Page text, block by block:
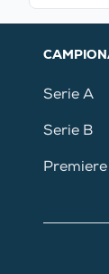
Serie A
Serie B